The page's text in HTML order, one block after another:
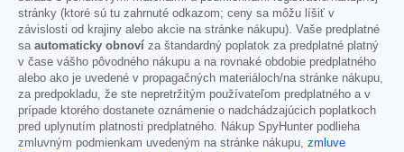
stránky (ktoré sú tu zahrnuté odkazom; ceny sa môžu líšiť v
závislosti od krajiny alebo akcie na stránke nákupu). Vaše predplatné
sa automaticky obnoví za štandardný poplatok za predplatné platný
v čase vášho pôvodného nákupu a na rovnaké obdobie predplatného
alebo ako je uvedené v propagačných materiáloch/na stránke nákupu,
za predpokladu, že ste nepretržitým používateľom predplatného a v
prípade ktorého dostanete oznámenie o nadchádzajúcich poplatkoch
pred uplynutím platnosti predplatného. Nákup SpyHunter podlieha
zmluvným podmienkam uvedeným na stránke nákupu, zmluve